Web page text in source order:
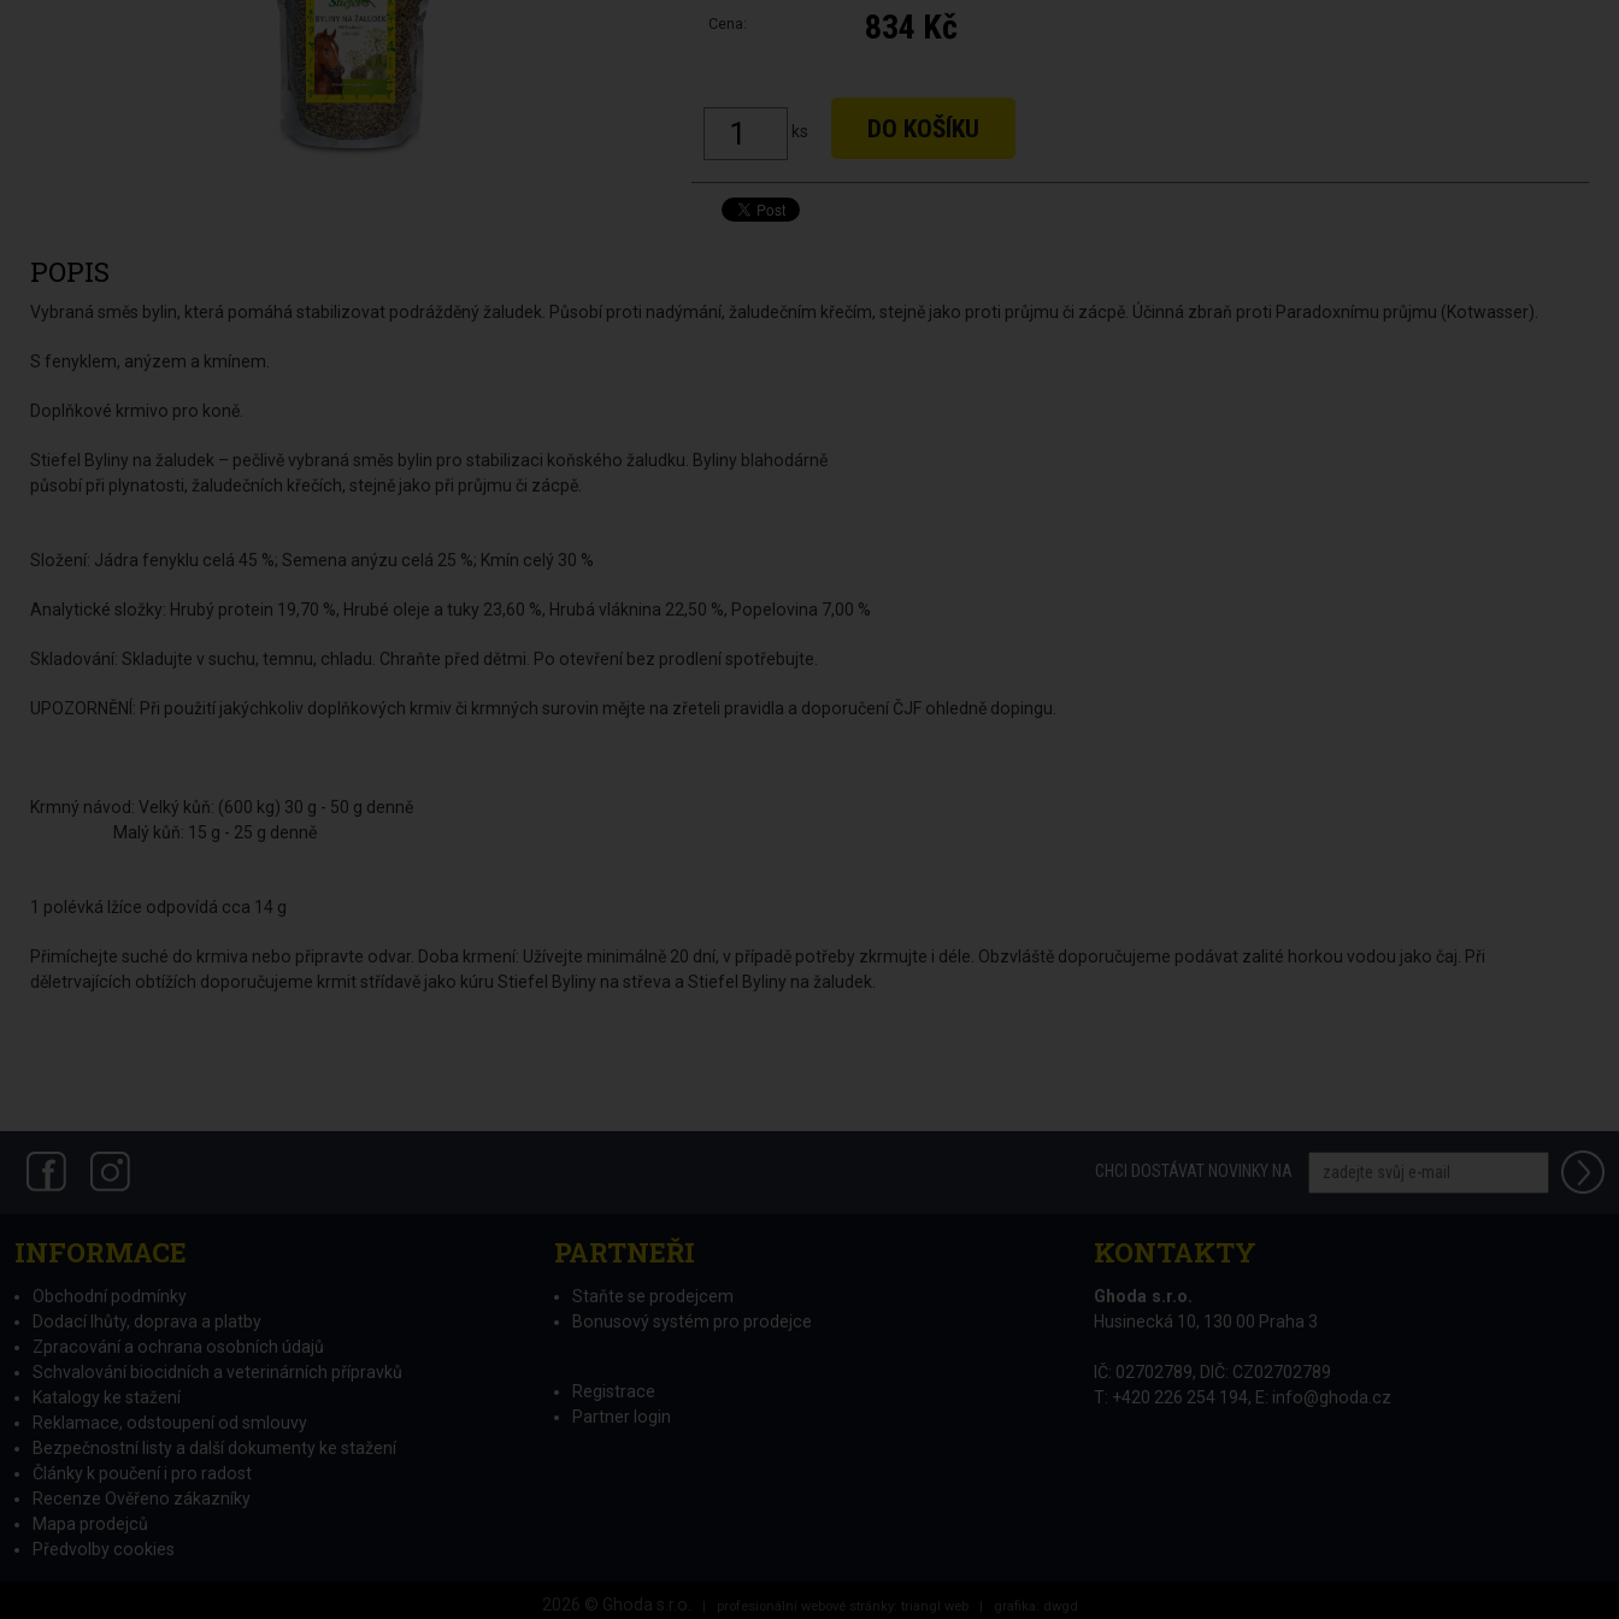
Cena: 834 Kč
ks
POPIS
Vybraná směs bylin, která pomáhá stabilizovat podrážděný žaludek. Působí proti nadýmání, žaludečním křečím, stejně jako proti průjmu či zácpě. Účinná zbraň proti Paradoxnímu průjmu (Kotwasser).
S fenyklem, anýzem a kmínem.
Doplňkové krmivo pro koně.
Stiefel Byliny na žaludek – pečlivě vybraná směs bylin pro stabilizaci koňského žaludku. Byliny blahodárně
působí při plynatosti, žaludečních křečích, stejně jako při průjmu či zácpě.
Složení: Jádra fenyklu celá 45 %; Semena anýzu celá 25 %; Kmín celý 30 %
Analytické složky: Hrubý protein 19,70 %, Hrubé oleje a tuky 23,60 %, Hrubá vláknina 22,50 %, Popelovina 7,00 %
Skladování: Skladujte v suchu, temnu, chladu. Chraňte před dětmi. Po otevření bez prodlení spotřebujte.
UPOZORNĚNÍ: Při použití jakýchkoliv doplňkových krmiv či krmných surovin mějte na zřeteli pravidla a doporučení ČJF ohledně dopingu.
Krmný návod: Velký kůň: (600 kg) 30 g - 50 g denně
Malý kůň: 15 g - 25 g denně
1 polévká lžíce odpovídá cca 14 g
Přimíchejte suché do krmiva nebo připravte odvar. Doba krmení: Užívejte minimálně 20 dní, v případě potřeby zkrmujte i déle. Obzvláště doporučujeme podávat zalité horkou vodou jako čaj. Při
děletrvajících obtížích doporučujeme krmit střídavě jako kúru Stiefel Byliny na střeva a Stiefel Byliny na žaludek.
CHCI DOSTÁVAT NOVINKY NA
INFORMACE
Obchodní podmínky
Dodací lhůty, doprava a platby
Zpracování a ochrana osobních údajů
Schvalování biocidních a veterinárních přípravků
Katalogy ke stažení
Reklamace, odstoupení od smlouvy
Bezpečnostní listy a další dokumenty ke stažení
Články k poučení i pro radost
Recenze Ověřeno zákazníky
Mapa prodejců
Předvolby cookies
PARTNEŘI
Staňte se prodejcem
Bonusový systém pro prodejce
Registrace
Partner login
KONTAKTY
Ghoda s.r.o.
Husinecká 10, 130 00 Praha 3
IČ: 02702789, DIČ: CZ02702789
T: +420 226 254 194, E: info@ghoda.cz
2026 © Ghoda s.r.o. | profesionální webové stránky: triangl web | grafika: dwgd